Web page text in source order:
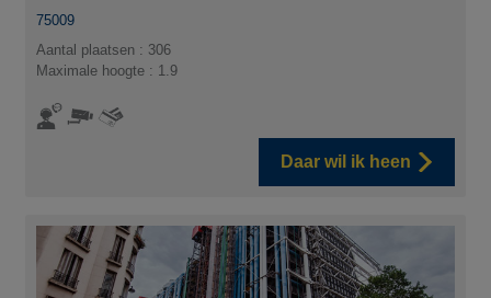
75009
Aantal plaatsen : 306
Maximale hoogte : 1.9
Daar wil ik heen